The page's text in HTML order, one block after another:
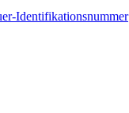
Identifikationsnummer